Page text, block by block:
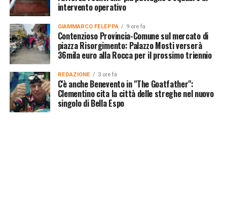
intervento operativo
GIAMMARCO FELEPPA 9 ore fa
Contenzioso Provincia-Comune sul mercato di
piazza Risorgimento: Palazzo Mosti verserà
36mila euro alla Rocca per il prossimo triennio
REDAZIONE 3 ore fa
C'è anche Benevento in "The Goatfather":
Clementino cita la città delle streghe nel nuovo
singolo di Bella Espo